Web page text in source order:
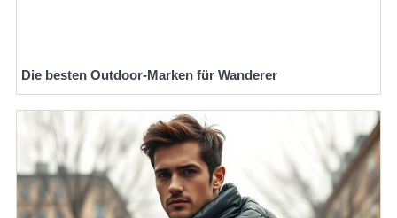
Die besten Outdoor-Marken für Wanderer